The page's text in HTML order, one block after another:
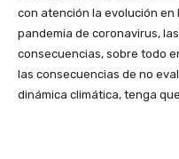
con atención la evolución en
pandemia de coronavirus,
consecuencias, sobre todo
las consecuencias de no
dinámica climática, tenga